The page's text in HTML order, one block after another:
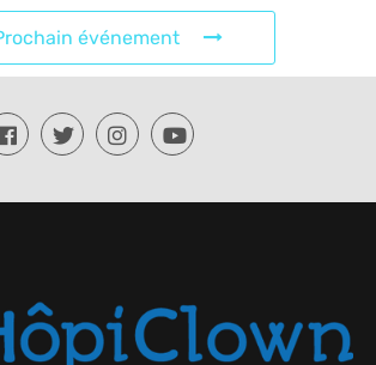
événement